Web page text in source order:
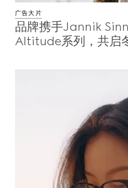
广告大片
品牌携手Jannik
Altitude系列，共启